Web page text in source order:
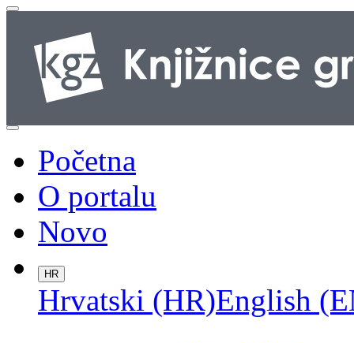
Početna
O portalu
Novo
HR
Hrvatski (HR)English